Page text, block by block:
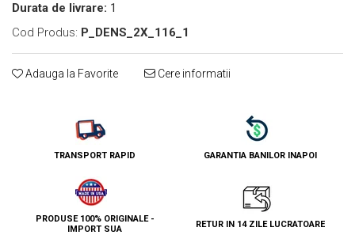
Durata de livrare: 1
Cod Produs: P_DENS_2X_116_1
Adauga la Favorite Cere informatii
TRANSPORT RAPID GARANTIA BANILOR INAPOI
PRODUSE 100% ORIGINALE -
IMPORT SUA
RETUR IN 14 ZILE LUCRATOARE